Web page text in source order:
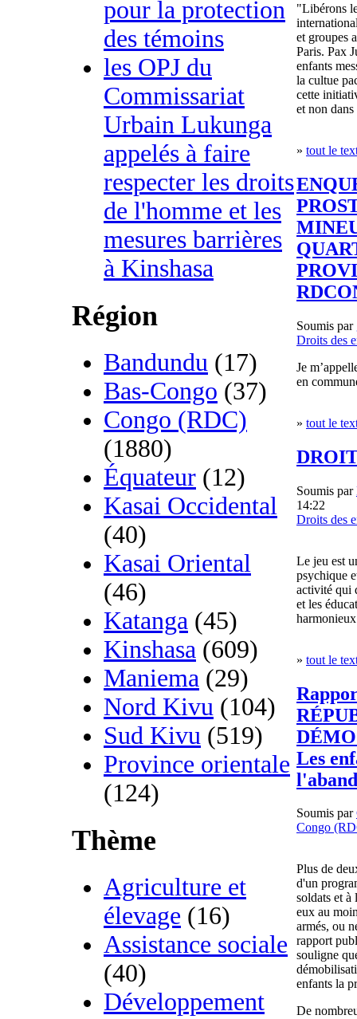
pour la protection
des témoins
les OPJ du
Commissariat
Urbain Lukunga
appelés à faire
respecter les droits
de l'homme et les
mesures barrières
à Kinshasa
Région
Bandundu (17)
Bas-Congo (37)
Congo (RDC)
(1880)
Équateur (12)
Kasai Occidental
(40)
Kasai Oriental
(46)
Katanga (45)
Kinshasa (609)
Maniema (29)
Nord Kivu (104)
Sud Kivu (519)
Province orientale
(124)
Thème
Agriculture et
élevage (16)
Assistance sociale
(40)
Développement
"Libérons
et groupes
Paris. Pax
enfants
la cultue
cette
et non dans
» tout le
Soumis par
Droits des
Je
en
» tout le
Soumis par
14:22
Droits des
Le jeu est
psychique
activité qui
et les
» tout le
Les
Soumis par
Congo
Plus de
d'un
soldats et à
eux au
armés, ou
rapport
souligne
enfants la
De